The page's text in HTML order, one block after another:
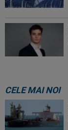
CELE MAI NOI